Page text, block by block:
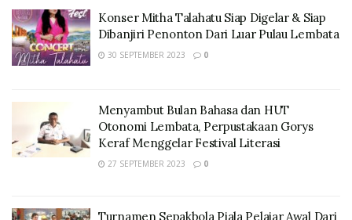
Konser Mitha Talahatu Siap Digelar & Siap
Dibanjiri Penonton Dari Luar Pulau Lembata
30 SEPTEMBER 2023 0
Menyambut Bulan Bahasa dan HUT
Otonomi Lembata, Perpustakaan Gorys
Keraf Menggelar Festival Literasi
27 SEPTEMBER 2023 0
Turnamen Sepakbola Piala Pelajar Awal Dari